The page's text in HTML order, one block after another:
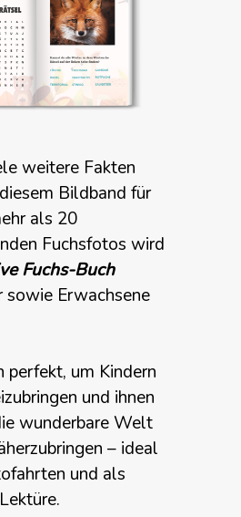
weitere Fakten
Bildband für
als 20
Fuchsfotos wird
Fuchs-Buch
sowie Erwachsene
perfekt, um Kindern
und ihnen
wunderbare Welt
– ideal
und als